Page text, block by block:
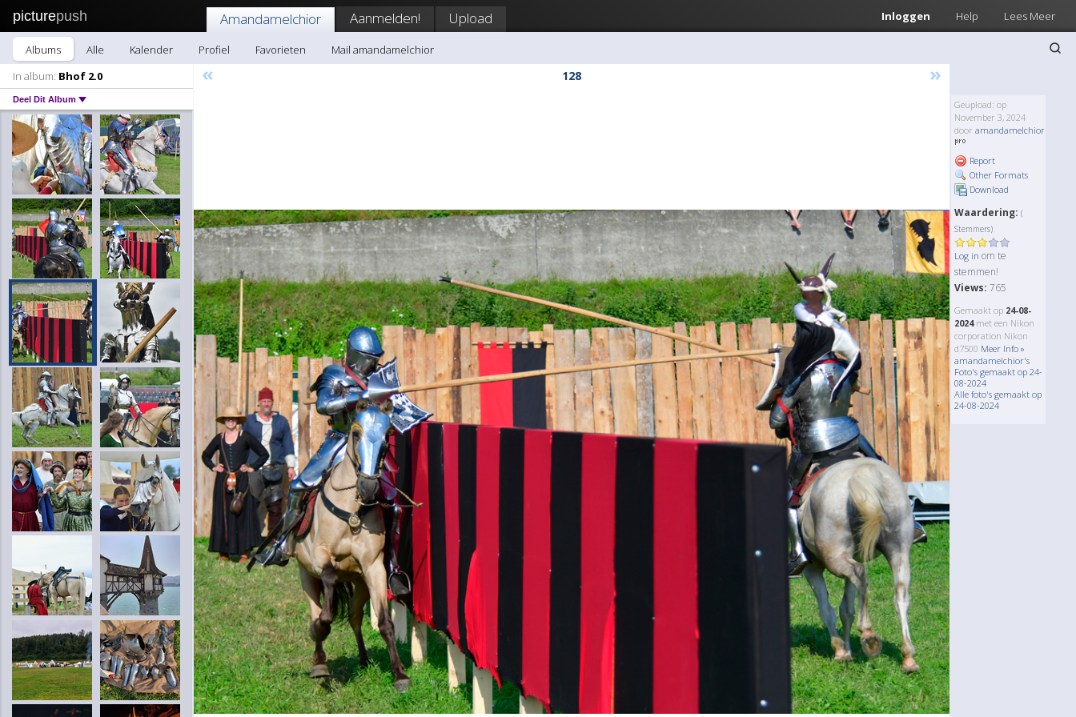
picturepush Inloggen Help Lees Meer
Amandamelchior Aanmelden! Upload
Albums Alle Kalender Profiel Favorieten
Mail amandamelchior
In album: Bhof 2.0
Deel Dit Album
« 128 »
Geupload: op
November 3, 2024
door amandamelchior
Report
Other Formats
Download
Waardering: (
Stemmers)
Log in om te
stemmen!
Views: 765
Gemaakt op 24-08-
2024met een Nikon
corporation Nikon
d7500 Meer Info »
amandamelchior's
Foto's gemaakt op 24-
08-2024
Alle foto's gemaakt op
24-08-2024